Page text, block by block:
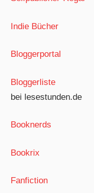
Indie Bücher
Bloggerportal
Bloggerliste
bei lesestunden.de
Booknerds
Bookrix
Fanfiction